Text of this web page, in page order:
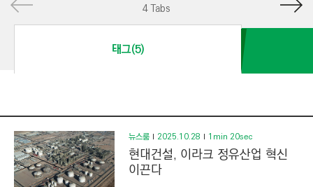
I
O
N
S
T
4 Tabs
태그(5)
뉴스룸 2025.10.28 1min 20sec
현대건설, 이라크 정유산업 혁신
이끈다